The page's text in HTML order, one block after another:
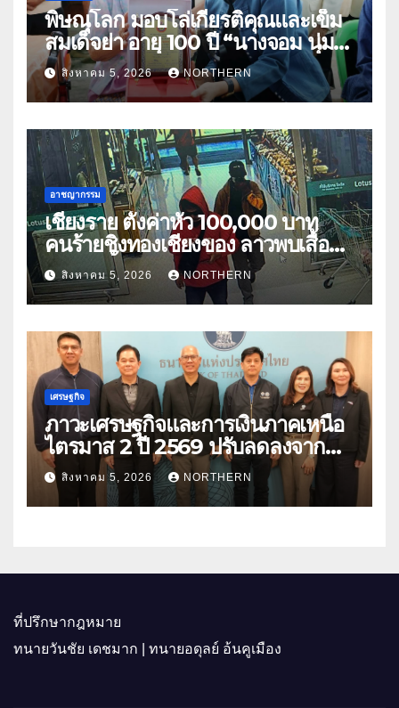
พิษณุโลก มอบโล่เกียรติคุณและเข็ม
สมเด็จย่า อายุ 100 ปี “นางจอม นุ่ม
เนตร” ตำบลบ้านกร่าง อำเภอเมือง
สิงหาคม 5, 2026 NORTHERN
อาชญากรรม
เชียงราย ตั้งค่าหัว 100,000 บาท
คนร้ายชิงทองเชียงของ ลาวพบเสื้อผ้า
คนร้ายตั้งจุดตรวจตามเส้นทาง
สิงหาคม 5, 2026 NORTHERN
เศรษฐกิจ
ภาวะเศรษฐกิจและการเงินภาคเหนือ
ไตรมาส 2 ปี 2569 ปรับลดลงจาก
ราคาพลังงาน ค่าครองชีพ
สิงหาคม 5, 2026 NORTHERN
ที่ปรึกษากฎหมาย
ทนายวันชัย เดชมาก | ทนายอดุลย์ อ้นคูเมือง